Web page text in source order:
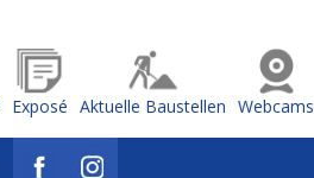
Exposé Aktuelle Baustellen Webcams